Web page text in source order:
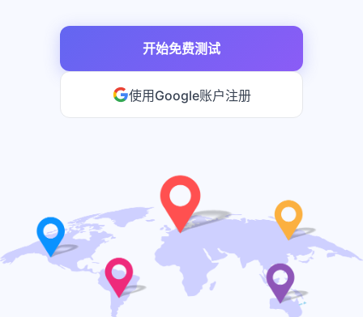
开始免费测试
使用Google账户注册